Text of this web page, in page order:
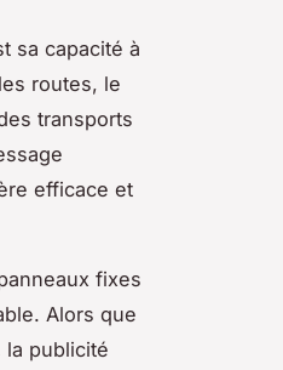
sa capacité à
routes, le
transports
efficace et
fixes
Alors que
la publicité